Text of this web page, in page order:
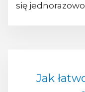
się
Jak